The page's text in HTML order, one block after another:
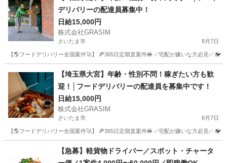
デリバリーの配達員募集中！
日給15,000円
株式会社GRASIM
さいたま市 8月7日
【🌎フードデリバリー全国案件🚀】 🍕365日定期直案件🍔 ✅宅配が嫌いな方必見✅
さいたま市 ドライバー 1件
【埼玉県大宮】年齢・性別不問！稼ぎたい方も歓
迎！│フードデリバリーの配達員を募集中です！
日給15,000円
株式会社GRASIM
さいたま市 8月7日
【🌎フードデリバリー全国案件🚀】 🍕365日定期直案件🍔 ✅宅配が嫌いな方必見✅
さいたま市 ドライバー 1件
【急募】軽貨物ドライバー／スポット・チャータ